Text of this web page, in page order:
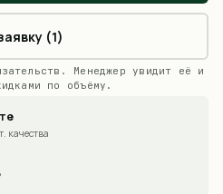
(1)
Менеджер увидит её и
по объёму.
качества